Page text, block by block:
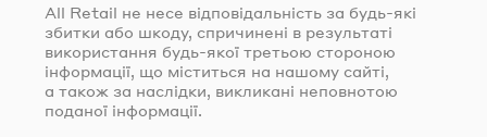
All Retail не несе відповідальність за будь-які
збитки або шкоду, спричинені в результаті
використання будь-якої третьою стороною
інформації, що міститься на нашому сайті,
а також за наслідки, викликані неповнотою
поданої інформації.